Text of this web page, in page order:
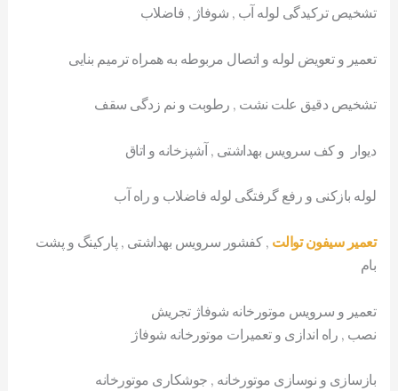
تشخیص ترکیدگی لوله آب , شوفاژ , فاضلاب
تعمیر و تعویض لوله و اتصال مربوطه به همراه ترمیم بنایی
تشخیص دقیق علت نشت , رطوبت و نم زدگی سقف
دیوار و کف سرویس بهداشتی , آشپزخانه و اتاق
لوله بازکنی و رفع گرفتگی لوله فاضلاب و راه آب
تعمیر سیفون توالت , کفشور سرویس بهداشتی , پارکینگ و پشت
بام
تعمیر و سرویس موتورخانه شوفاژ تجریش
نصب , راه اندازی و تعمیرات موتورخانه شوفاژ
بازسازی و نوسازی موتورخانه , جوشکاری موتورخانه